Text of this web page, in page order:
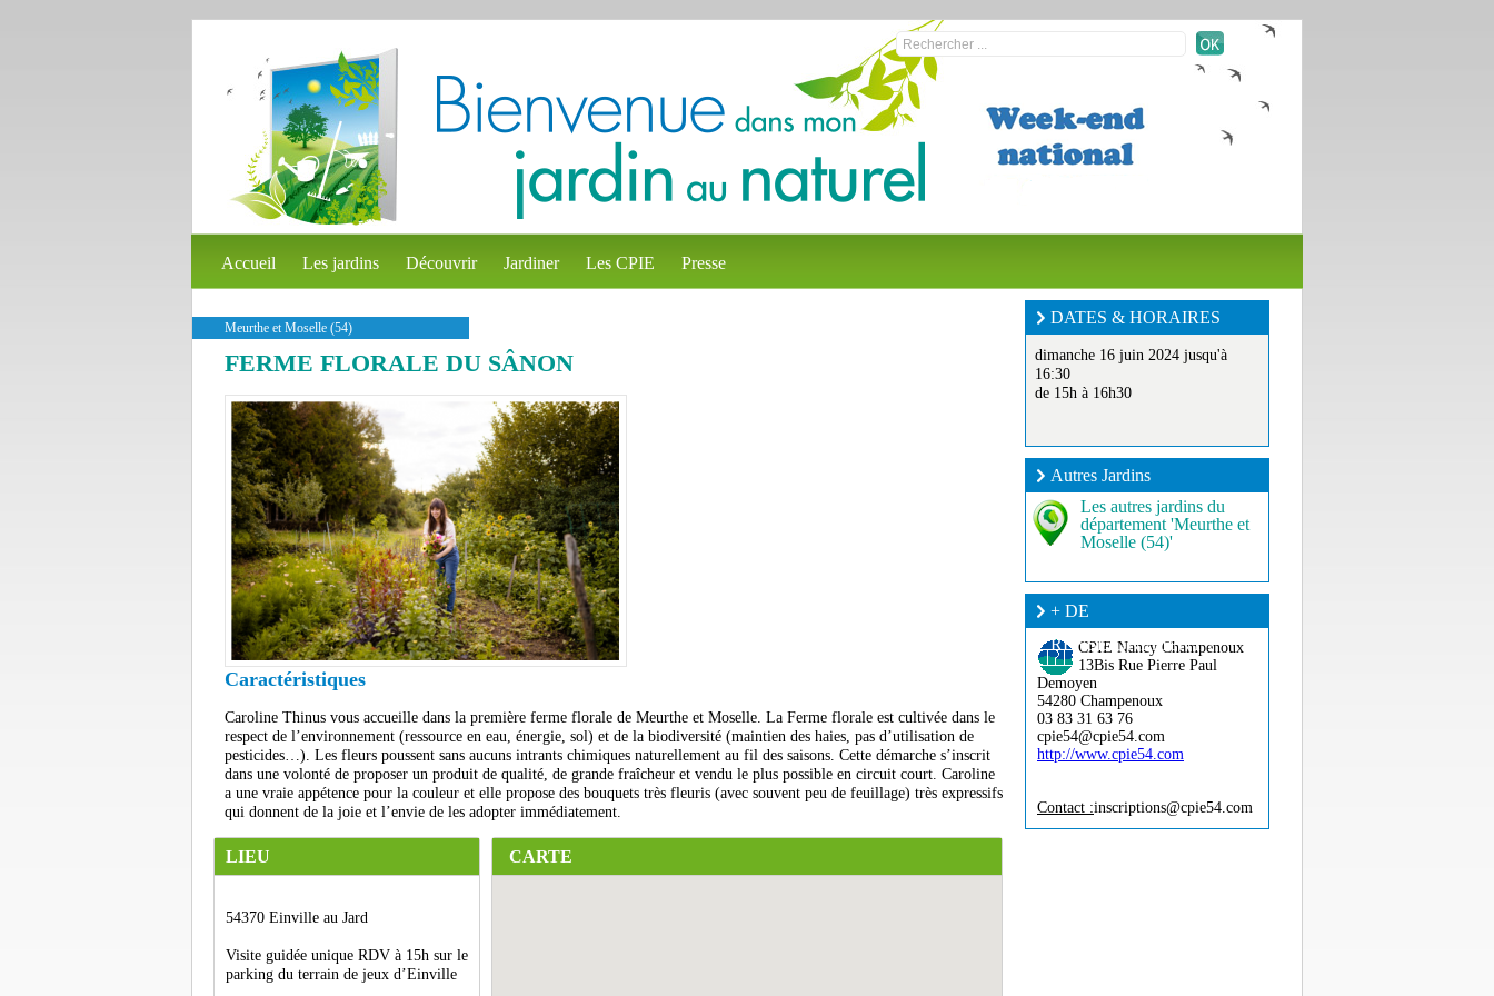
Accueil Les jardins Découvrir Jardiner Les CPIE Presse
Meurthe et Moselle (54)
FERME FLORALE DU SÂNON
Caractéristiques
Caroline Thinus vous accueille dans la première ferme florale de Meurthe et Moselle. La Ferme florale est cultivée dans le
respect de l’environnement (ressource en eau, énergie, sol) et de la biodiversité (maintien des haies, pas d’utilisation de
pesticides…). Les fleurs poussent sans aucuns intrants chimiques naturellement au fil des saisons. Cette démarche s’inscrit
dans une volonté de proposer un produit de qualité, de grande fraîcheur et vendu le plus possible en circuit court. Caroline
a une vraie appétence pour la couleur et elle propose des bouquets très fleuris (avec souvent peu de feuillage) très expressifs
qui donnent de la joie et l’envie de les adopter immédiatement.
LIEU
54370 Einville au Jard
Visite guidée unique RDV à 15h sur le
parking du terrain de jeux d’Einville
CARTE
DATES & HORAIRES
dimanche 16 juin 2024 jusqu'à
16:30
de 15h à 16h30
Autres Jardins
Les autres jardins du
département 'Meurthe et
Moselle (54)'
+ DE
RENSEIGNEMENT ?
CPIE Nancy Champenoux
13Bis Rue Pierre Paul
Demoyen
54280 Champenoux
03 83 31 63 76
cpie54@cpie54.com
http://www.cpie54.com
Contact :inscriptions@cpie54.com